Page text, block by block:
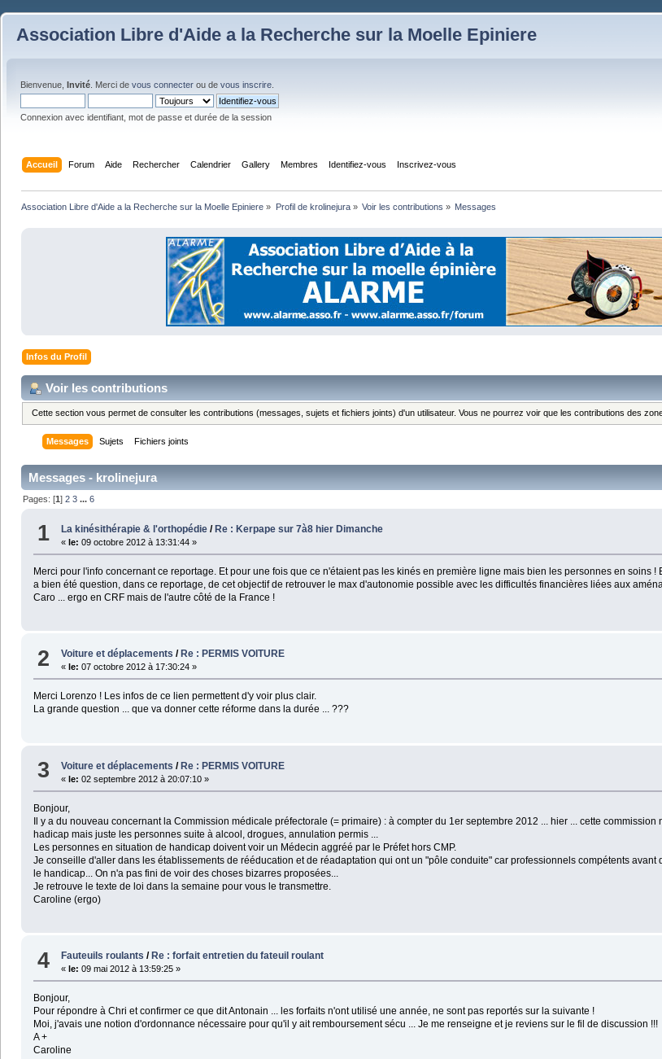
Association Libre d'Aide a la Recherche sur la Moelle Epiniere
Bienvenue, Invité . Merci de vous connecter ou de vous inscrire
Connexion avec identifiant, mot de passe et durée de la session
Accueil Forum Aide Rechercher Calendrier Gallery Membres Identifiez-vous Inscrivez-vous
Association Libre d'Aide a la Recherche sur la Moelle Epiniere » Profil de krolinejura» Voir les contributions » Messages
Infos du Profil
Voir les contributions
Cette section vous permet de consulter les contributions (messages, sujets et fichiers joints) d'un utilisateur. Vous ne pourrez voir que les contributions des
Messages Sujets Fichiers joints
Messages - krolinejura
Pages: [1]2 3 ...6
1 La kinésithérapie & l'orthopédie / Re : Kerpape sur 7à8 hier Dimanche
«le: 09 octobre 2012 à 13:31:44 »
Merci pour l'info concernant ce reportage. Et pour une fois que ce n'étaient pas les kinés en première ligne mais bien les personnes en soins !
a bien été question, dans ce reportage, de cet objectif de retrouver le max d'autonomie possible avec les difficultés financières liées aux
Caro ... ergo en CRF mais de l'autre côté de la France !
2 Voiture et déplacements / Re : PERMIS VOITURE
« le: 07 octobre 2012 à 17:30:24 »
Merci Lorenzo ! Les infos de ce lien permettent d'y voir plus clair.
La grande question ... que va donner cette réforme dans la durée ... ???
3 Voiture et déplacements /Re : PERMIS VOITURE
«le: 02 septembre 2012 à 20:07:10 »
Bonjour,
Il y a du nouveau concernant la Commission médicale préfectorale (= primaire) : à compter du 1er septembre 2012 ... hier ... cette
hadicap mais juste les personnes suite à alcool, drogues, annulation permis ...
Les personnes en situation de handicap doivent voir un Médecin aggréé par le Préfet hors CMP.
Je conseille d'aller dans les établissements de rééducation et de réadaptation qui ont un "pôle conduite" car professionnels compétents
le handicap... On n'a pas fini de voir des choses bizarres proposées...
Je retrouve le texte de loi dans la semaine pour vous le transmettre.
Caroline (ergo)
4 Fauteuils roulants / Re : forfait entretien du fateuil roulant
« le: 09 mai 2012 à 13:59:25 »
Bonjour,
Pour répondre à Chri et confirmer ce que dit Antonain ... les forfaits n'ont utilisé une année, ne sont pas reportés sur la suivante !
Moi, j'avais une notion d'ordonnance nécessaire pour qu'il y ait remboursement sécu ... Je me renseigne et je reviens sur le fil de discussion !!!
A +
Caroline